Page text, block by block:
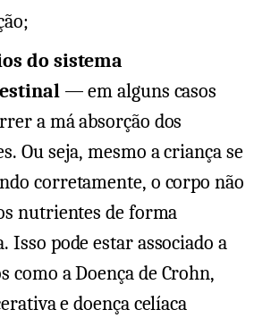
do sistema
— em alguns casos
a má absorção dos
Ou seja, mesmo a criança se
corretamente, o corpo não
nutrientes de forma
Isso pode estar associado a
como a Doença de Crohn,
e doença celíaca